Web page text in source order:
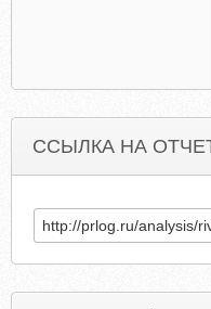
ССЫЛКА НА